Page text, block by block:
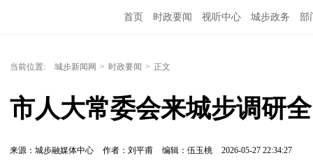
首页 时政要闻 视听中心 城步政务 部
当前位置: 城步新闻网 > 时政要闻 > 正文
市人大常委会来城步调研
来源：城步融媒体中心 作者：刘平甫 编辑：伍玉桃 2026-05-27 22:34:27